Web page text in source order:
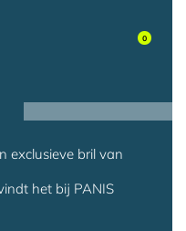
0
exclusieve bril van
het bij PANIS